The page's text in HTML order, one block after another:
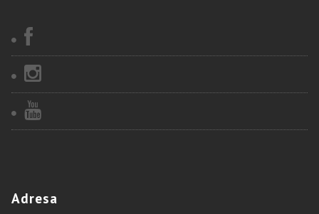
Adresa